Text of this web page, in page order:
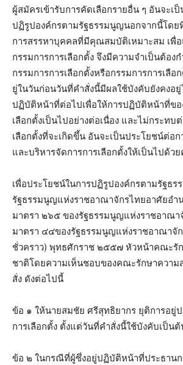
ผู้สมัครเข้ารับการคัดเลือกรายอื่น ๆ อันจะเ
ปฏิรูปองค์กรตามรัฐธรรมนูญนอกจากนี้โดย
การสรรหาบุคคลที่มีคุณสมบัติเหมาะสม เพื่
กรรมการการเลือกตั้ง จึงมีความจําเป็นต้อง
กรรมการการเลือกตั้งหรือกรรมการการเลือ
ยู่ในวันก่อนวันที่คําสั่งนี้มีผลใช้บังคับยังคงอ
ปฏิบัติหน้าที่ต่อไปเพื่อให้การปฏิบัติหน้าที่ข
เลือกตั้งเป็นไปอย่างต่อเนื่อง และไม่กระทบ
เลือกตั้งที่จะเกิดขึ้น อันจะเป็นประโยชน์ต่อ
และบริหารจัดการการเลือกตั้งให้เป็นไปด้ว
เพื่อประโยชน์ในการปฏิรูปองค์กรตามรัฐธ
รัฐธรรมนูญแห่งราชอาณาจักรไทยอาศัยอํา
มาตรา ๒๖๕ ของรัฐธรรมนูญแห่งราชอาณา
มาตรา ๔๔ของรัฐธรรมนูญแห่งราชอาณาจั
ชั่วคราว) พุทธศักราช ๒๕๕๗ หัวหน้าคณะรั
ชาติโดยความเห็นชอบของคณะรักษาความ
สั่ง ดังต่อไปนี้
ข้อ ๑ ให้นายสมชัย ศรีสุทธิยากร ยุติการอยู่
การเลือกตั้ง ตั้งแต่วันที่คําสั่งนี้ใช้บังคับเป็น
ข้อ ๒ ในกรณีที่ผู้ซึ่งอยู่ปฏิบัติหน้าที่ประธานก